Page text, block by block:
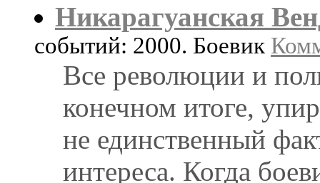
Никарагуанская
событий: 2000. Боевик
Все революции и
конечном итоге,
не единственный
интереса. Когда